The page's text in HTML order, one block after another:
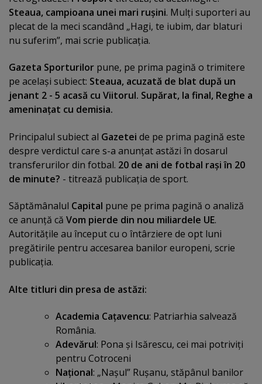
Steaua, campioana unei mari ruşini. Mulţi suporteri au
plecat de la meci scandând „Hagi, te iubim, dar blaturi
nu suferim”, mai scrie publicaţia.
Gazeta Sporturilor pune, pe prima pagină o trimitere
pe acelaşi subiect: Steaua, acuzată de blat după un
jenant 2 - 5 acasă cu Viitorul. Supărat, la final, Reghe a
ameninaţat cu demisia.
Principalul subiect al Gazetei de pe prima pagină este
despre verdictul care s-a anunţat astăzi în dosarul
transferurilor din fotbal. 20 de ani de fotbal raşi în 20
de minute? - titrează publicaţia de sport.
Săptămânalul Capital pune pe prima pagină o analiză
ce anunţă că Vom pierde din nou miliardele UE.
Autorităţile au început cu o întârziere de opt luni
pregătirile pentru accesarea banilor europeni, scrie
publicaţia.
Alte titluri din presa de astăzi:
Academia Caţavencu: Patriarhia salvează
România.
Adevărul: Pona şi Isărescu, cei mai potriviţi
pentru Cotroceni
Naţional: „Naşul” Ruşanu, stăpânul banilor